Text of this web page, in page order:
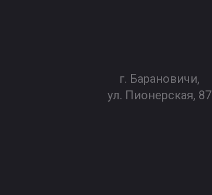
г. Барановичи,
ул. Пионерская, 87